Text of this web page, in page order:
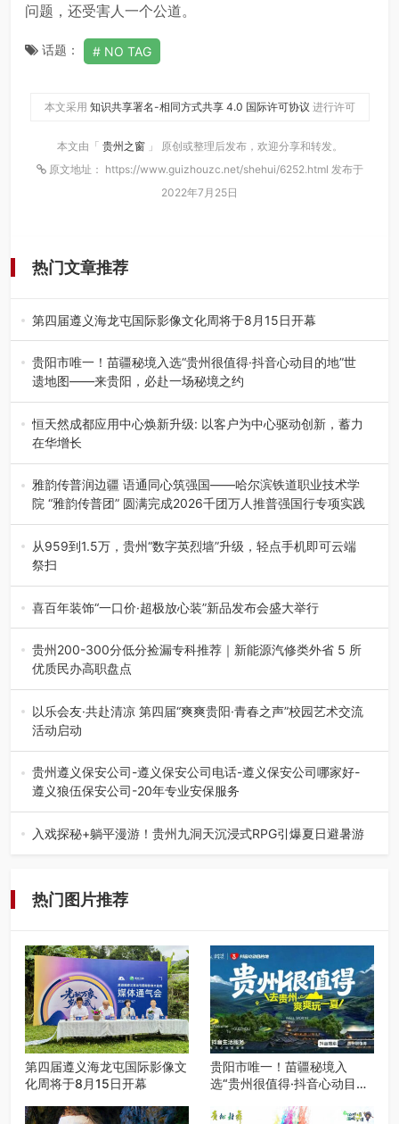
问题，还受害人一个公道。
话题： NO TAG
本文采用 知识共享署名-相同方式共享 4.0 国际许可协议 进行许可
本文由「 贵州之窗 」 原创或整理后发布，欢迎分享和转发。
原文地址： https://www.guizhouzc.net/shehui/6252.html 发布于
2022年7月25日
热门文章推荐
第四届遵义海龙屯国际影像文化周将于8月15日开幕
8月7日，第四届遵义海龙屯国际影像文化周媒体通气会在世
界文化遗产地海龙屯核心景区…
贵阳市唯一！苗疆秘境入选“贵州很值得·抖音心动目的地”世
遗地图——来贵阳，必赴一场秘境之约
2026年7月21日，2026年“贵州很值得”暨抖音“心动目的
地”（贵州站）主题…
恒天然成都应用中心焕新升级: 以客户为中心驱动创新，蓄力
在华增长
融合全球研发实力与本土洞察，深化客户共创，赋能西南市
场创新发展 （7月27日，成…
雅韵传普润边疆 语通同心筑强国——哈尔滨铁道职业技术学
院 “雅韵传普团” 圆满完成2026千团万人推普强国行专项实践
为扎实推进2026“千团万人推普强国行”大学生暑期社会实
践，牢牢紧扣 “雅韵传普…
从959到1.5万，贵州“数字英烈墙”升级，轻点手机即可云端
祭扫
八一建军节到来之际，由贵州省退役军人事务厅指导，贵阳
市退役军人事务局联合贵州广电…
喜百年装饰“一口价·超极放心装”新品发布会盛大举行
2026年7月31日，喜百年装饰“一口价·超极放心装”新品发布
会在贵阳隆重举行。…
贵州200-300分低分捡漏专科推荐｜新能源汽修类外省 5 所
优质民办高职盘点
在贵州省高考志愿填报体系中，200至300分数段考生可选择
的省内工科、新能源汽车…
以乐会友·共赴清凉 第四届“爽爽贵阳·青春之声”校园艺术交流
活动启动
七月的贵阳，清风送爽，第四届“爽爽贵阳·青春之声”校园管
弦乐（合唱）艺术交流活动…
贵州遵义保安公司-遵义保安公司电话-遵义保安公司哪家好-
遵义狼伍保安公司-20年专业安保服务
在遵义，不管是企业园区运营、小区物业管理、建筑工地施
工、商业商场经营，还是举办各…
入戏探秘+躺平漫游！贵州九洞天沉浸式RPG引爆夏日避暑游
热门图片推荐
第四届遵义海龙屯国际影像文
化周将于8月15日开幕
贵阳市唯一！苗疆秘境入
选“贵州很值得·抖音心动目的
赴一场秘境之约